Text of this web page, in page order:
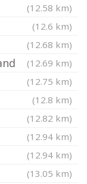
(12.58 km)
(12.6 km)
(12.68 km)
(12.69 km)
(12.75 km)
(12.8 km)
(12.82 km)
(12.94 km)
(12.94 km)
(13.05 km)